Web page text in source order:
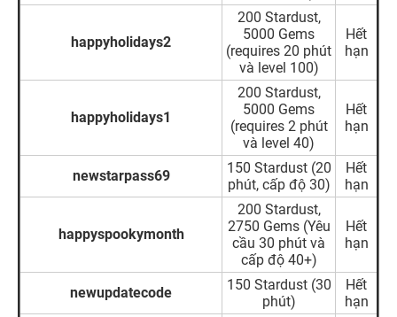
happyholidays2
200 Stardust,
5000 Gems
(requires 20 phút
và level 100)
Hết
hạn
happyholidays1
200 Stardust,
5000 Gems
(requires 2 phút
và level 40)
Hết
hạn
newstarpass69
150 Stardust (20
phút, cấp độ 30)
Hết
hạn
happyspookymonth
200 Stardust,
2750 Gems (Yêu
cầu 30 phút và
cấp độ 40+)
Hết
hạn
newupdatecode
150 Stardust (30
phút)
Hết
hạn